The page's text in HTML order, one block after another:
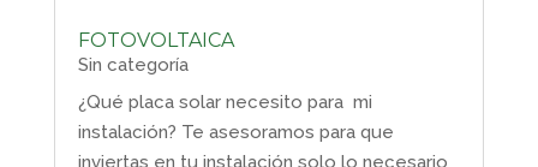
FOTOVOLTAICA
Sin categoría
¿Qué placa solar necesito para mi
instalación? Te asesoramos para que
inviertas en tu instalación solo lo necesario